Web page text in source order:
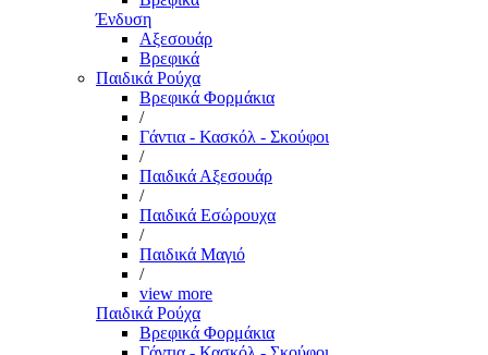
Ένδυση
Αξεσουάρ
Βρεφικά
Παιδικά Ρούχα
Βρεφικά Φορμάκια
/
Γάντια - Κασκόλ - Σκούφοι
/
Παιδικά Αξεσουάρ
/
Παιδικά Εσώρουχα
/
Παιδικά Μαγιό
/
view more
Παιδικά Ρούχα
Βρεφικά Φορμάκια